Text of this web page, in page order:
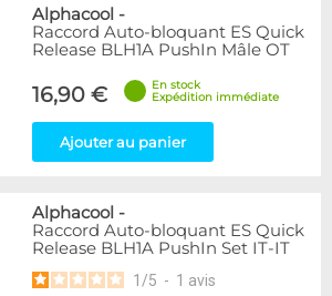
Alphacool -
Raccord Auto-bloquant ES Quick
Release BLH1A PushIn Mâle OT
16,90 €
En stock
Expédition immédiate
Ajouter au panier
Alphacool -
Raccord Auto-bloquant ES Quick
Release BLH1A PushIn Set IT-IT
1 /5 - 1 avis